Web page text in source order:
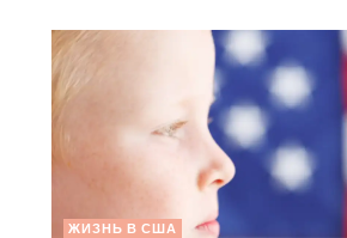
ЖИЗНЬ В США